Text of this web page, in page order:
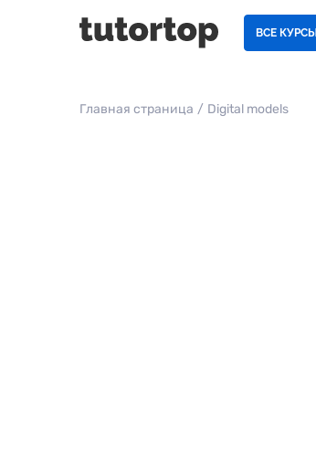
ВСЕ КУРСЫ
Главная страница / Digital models